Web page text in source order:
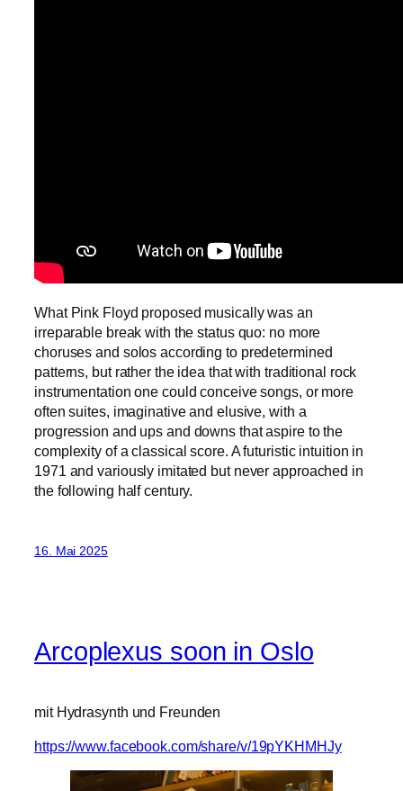
What Pink Floyd proposed musically was an
irreparable break with the status quo: no more
choruses and solos according to predetermined
patterns, but rather the idea that with traditional rock
instrumentation one could conceive songs, or more
often suites, imaginative and elusive, with a
progression and ups and downs that aspire to the
complexity of a classical score. A futuristic intuition in
1971 and variously imitated but never approached in
the following half century.
16. Mai 2025
Arcoplexus soon in Oslo
mit Hydrasynth und Freunden
https://www.facebook.com/share/v/19pYKHMHJy